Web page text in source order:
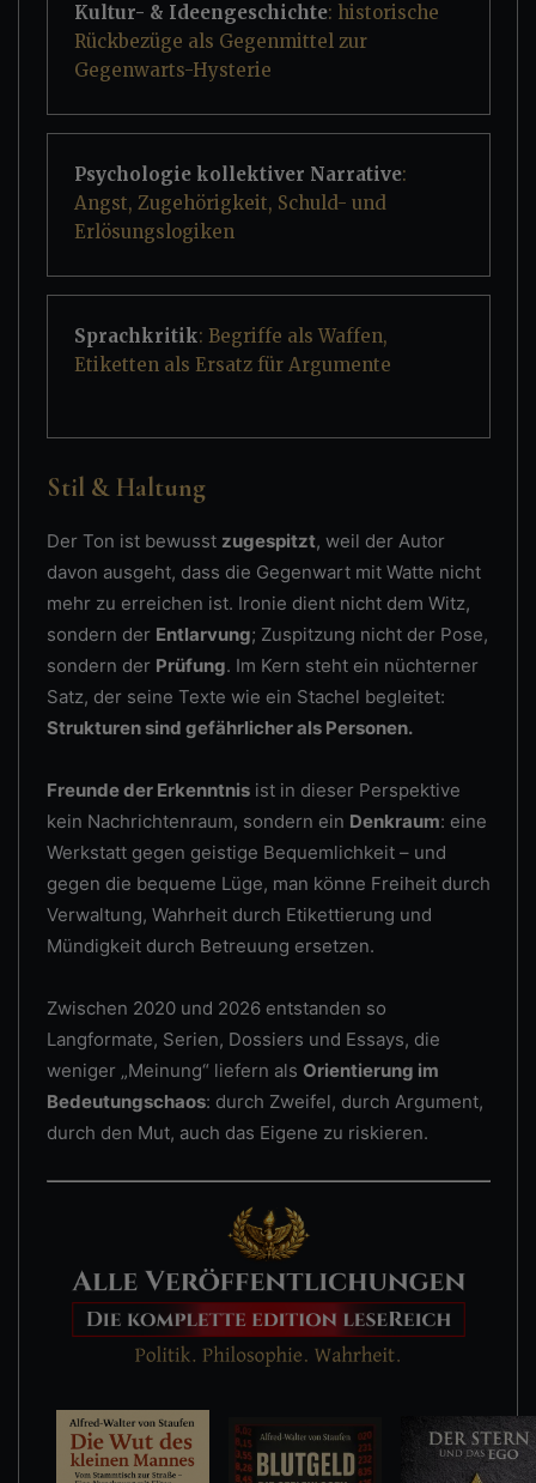
Kultur- & Ideengeschichte: historische
Rückbezüge als Gegenmittel zur
Gegenwarts-Hysterie
Psychologie kollektiver Narrative:
Angst, Zugehörigkeit, Schuld- und
Erlösungslogiken
Sprachkritik: Begriffe als Waffen,
Etiketten als Ersatz für Argumente
Stil & Haltung
Der Ton ist bewusst zugespitzt, weil der Autor
davon ausgeht, dass die Gegenwart mit Watte nicht
mehr zu erreichen ist. Ironie dient nicht dem Witz,
sondern der Entlarvung; Zuspitzung nicht der Pose,
sondern der Prüfung. Im Kern steht ein nüchterner
Satz, der seine Texte wie ein Stachel begleitet:
Strukturen sind gefährlicher als Personen.
Freunde der Erkenntnisist in dieser Perspektive
kein Nachrichtenraum, sondern ein Denkraum: eine
Werkstatt gegen geistige Bequemlichkeit – und
gegen die bequeme Lüge, man könne Freiheit durch
Verwaltung, Wahrheit durch Etikettierung und
Mündigkeit durch Betreuung ersetzen.
Zwischen 2020 und 2026 entstanden so
Langformate, Serien, Dossiers und Essays, die
weniger „Meinung“ liefern als Orientierung im
Bedeutungschaos: durch Zweifel, durch Argument,
durch den Mut, auch das Eigene zu riskieren.